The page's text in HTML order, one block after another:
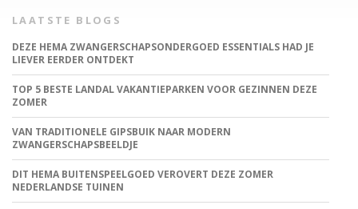
LAATSTE BLOGS
DEZE HEMA ZWANGERSCHAPSONDERGOED ESSENTIALS HAD JE
LIEVER EERDER ONTDEKT
TOP 5 BESTE LANDAL VAKANTIEPARKEN VOOR GEZINNEN DEZE
ZOMER
VAN TRADITIONELE GIPSBUIK NAAR MODERN
ZWANGERSCHAPSBEELDJE
DIT HEMA BUITENSPEELGOED VEROVERT DEZE ZOMER
NEDERLANDSE TUINEN